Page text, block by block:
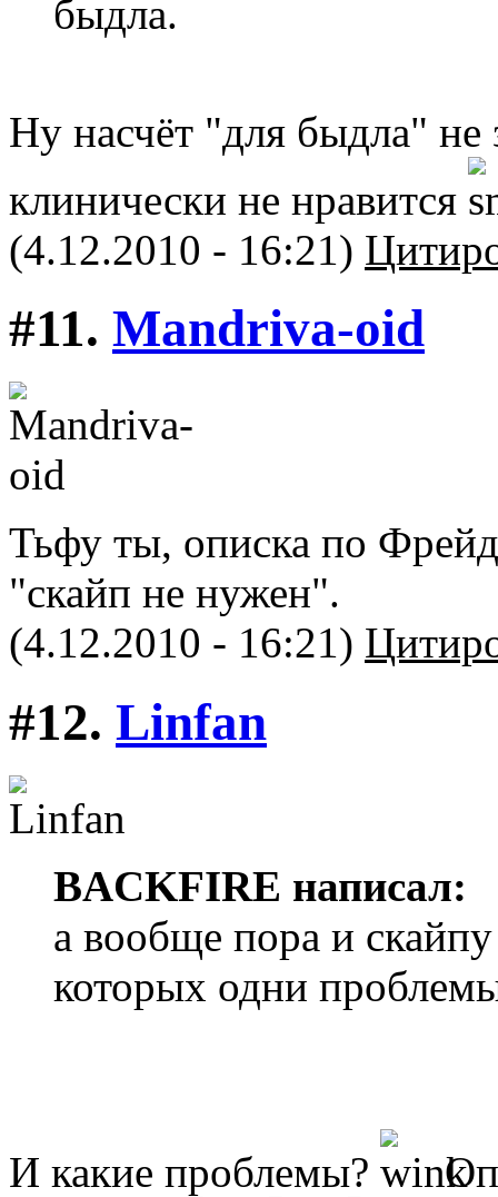
быдла.
Ну насчёт "для быдла"
клинически не нравится
(4.12.2010 - 16:21)
#11. Mandriva-oid
Тьфу ты, описка по
"скайп не нужен".
(4.12.2010 - 16:21)
#12. Linfan
BACKFIRE написал:
а вообще пора и
которых одни
И какие проблемы?